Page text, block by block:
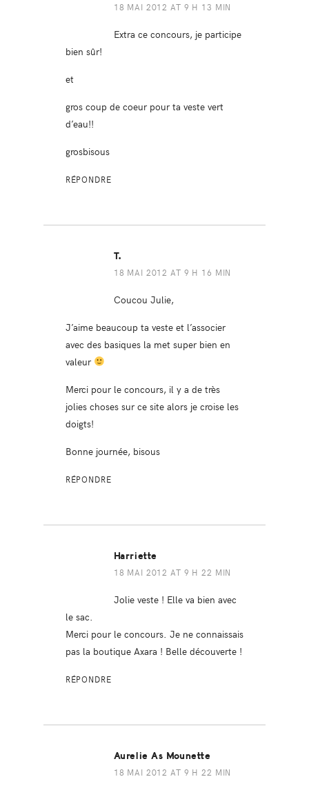
18 MAI 2012 AT 9 H 13 MIN
Extra ce concours, je participe
bien sûr!
et
gros coup de coeur pour ta veste vert
d’eau!!
grosbisous
RÉPONDRE
T.
18 MAI 2012 AT 9 H 16 MIN
Coucou Julie,
J’aime beaucoup ta veste et l’associer
avec des basiques la met super bien en
valeur
Merci pour le concours, il y a de très
jolies choses sur ce site alors je croise les
doigts!
Bonne journée, bisous
RÉPONDRE
Harriette
18 MAI 2012 AT 9 H 22 MIN
Jolie veste ! Elle va bien avec
le sac.
Merci pour le concours. Je ne connaissais
pas la boutique Axara ! Belle découverte !
RÉPONDRE
Aurelie As Mounette
18 MAI 2012 AT 9 H 22 MIN